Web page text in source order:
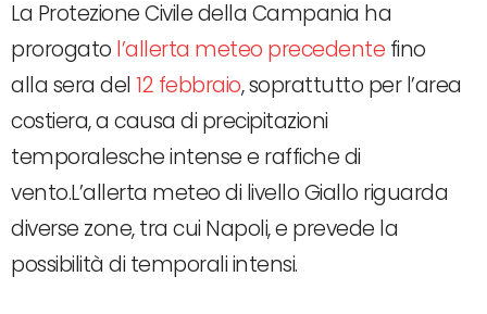
La Protezione Civile della Campania ha
prorogato l’allerta meteo precedente fino
alla sera del 12 febbraio, soprattutto per l’area
costiera, a causa di precipitazioni
temporalesche intense e raffiche di
vento.L’allerta meteo di livello Giallo riguarda
diverse zone, tra cui Napoli, e prevede la
possibilità di temporali intensi.